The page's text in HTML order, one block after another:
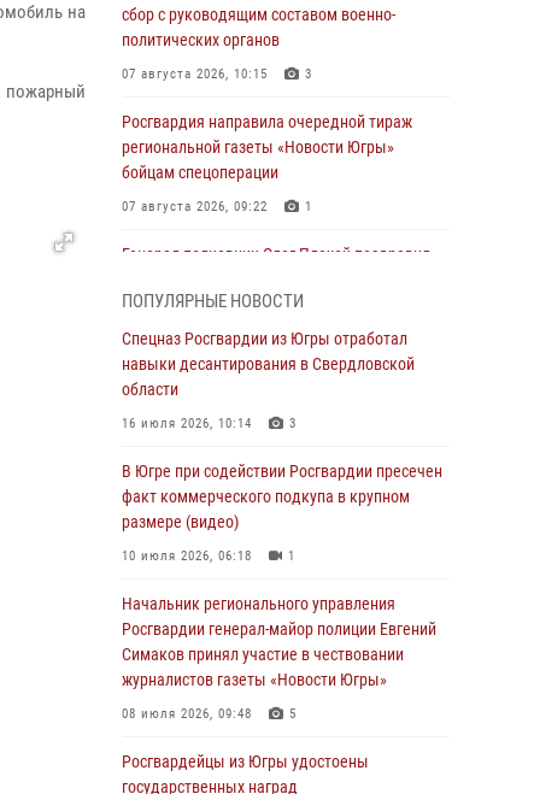
на
пожарный
сбор с руководящим составом военно-
политических органов
07 августа 2026, 10:15 3
Росгвардия направила очередной тираж
региональной газеты «Новости Югры»
бойцам спецоперации
07 августа 2026, 09:22 1
Генерал-полковник Олег Плохой поздравил
подразделений Росгвардии с
профессиональным праздником
07 августа 2026, 06:02
Делегация МВД Республики Беларусь
работы Росгвардии в Москве (видео)
06 августа 2026, 11:29 5 1
06 августа 2026, 11:28
Офицеры Росгвардии и ветераны войск
правопорядка почтили память генерала
армии Ивана Кирилловича Яковлева
В Югре при силовой поддержке ОМОН
ПОПУЛЯРНЫЕ НОВОСТИ
Спецназ Росгвардии из Югры отработал
навыки десантирования в Свердловской
области
16 июля 2026, 10:14 3
В Югре при содействии Росгвардии пресечен
факт коммерческого подкупа в крупном
размере (видео)
10 июля 2026, 06:18 1
Начальник регионального управления
Росгвардии генерал-майор полиции Евгений
Симаков принял участие в чествовании
журналистов газеты «Новости Югры»
08 июля 2026, 09:48 5
Росгвардейцы из Югры удостоены
государственных наград